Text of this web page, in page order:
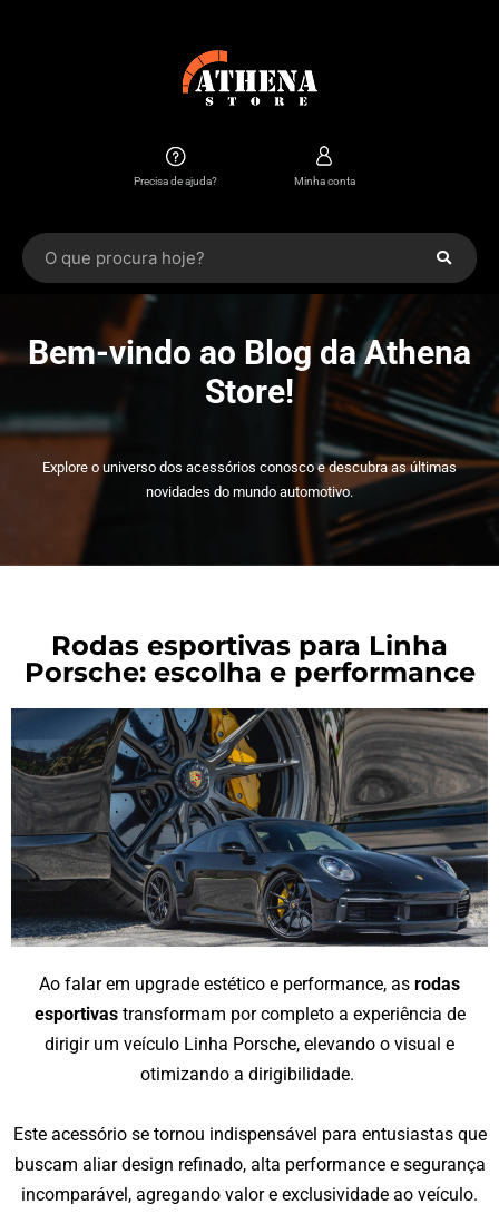
Precisa de ajuda? Minha conta
Bem-vindo ao Blog da Athena
Store!
Explore o universo dos acessórios conosco e descubra as últimas
novidades do mundo automotivo.
Rodas esportivas para Linha
Porsche: escolha e performance
Ao falar em upgrade estético e performance, as rodas
esportivastransformam por completo a experiência de
dirigir um veículo Linha Porsche, elevando o visual e
otimizando a dirigibilidade.
Este acessório se tornou indispensável para entusiastas que
buscam aliar design refinado, alta performance e segurança
incomparável, agregando valor e exclusividade ao veículo.